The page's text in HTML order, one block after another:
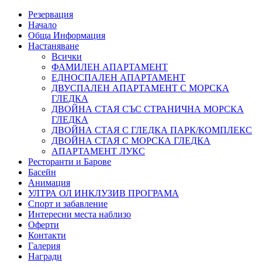
Резервация
Начало
Обща Информация
Настаняване
Всички
ФАМИЛЕН АПАРТАМЕНТ
ЕДНОСПАЛЕН АПАРТАМЕНТ
ДВУСПАЛЕН АПАРТАМЕНТ С МОРСКА
ГЛЕДКА
ДВОЙНА СТАЯ СЪС СТРАНИЧНА МОРСКА
ГЛЕДКА
ДВОЙНА СТАЯ С ГЛЕДКА ПАРК/КОМПЛЕКС
ДВОЙНА СТАЯ С МОРСКА ГЛЕДКА
АПАРТАМЕНТ ЛУКС
Ресторанти и Барове
Басейн
Анимация
УЛТРА ОЛ ИНКЛУЗИВ ПРОГРАМА
Спорт и забавление
Интересни места наблизо
Оферти
Контакти
Галерия
Награди